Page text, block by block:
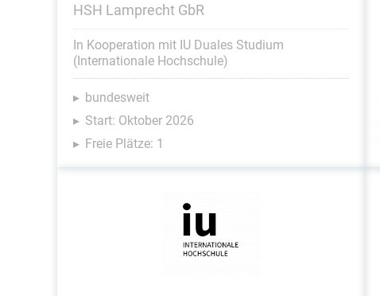
HSH Lamprecht GbR
In Kooperation mit IU Duales Studium
(Internationale Hochschule)
bundesweit
Start: Oktober 2026
Freie Plätze: 1